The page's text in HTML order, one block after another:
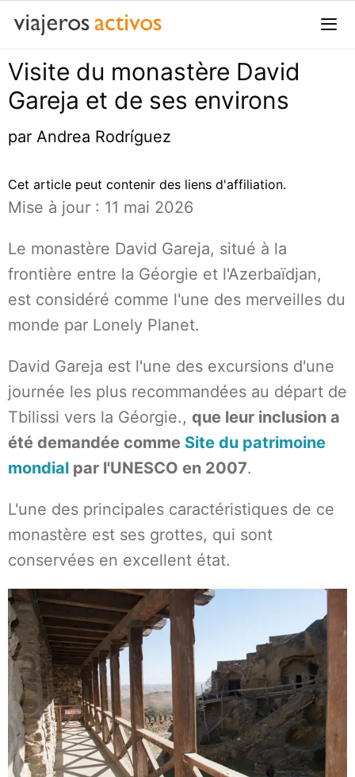
Passer
contenu
Visite du monastère David
Gareja et de ses environs
par Andrea Rodríguez
Cet article peut contenir des liens d'affiliation.
Mise à jour : 11 mai 2026
Le monastère David Gareja, situé à la
frontière entre la Géorgie et l'Azerbaïdjan,
est considéré comme l'une des merveilles du
monde par Lonely Planet.
David Gareja est l'une des excursions d'une
journée les plus recommandées au départ de
Tbilissi vers la Géorgie., que leur inclusion a
été demandée comme Site du patrimoine
mondial par l'UNESCO en 2007.
L'une des principales caractéristiques de ce
monastère est ses grottes, qui sont
conservées en excellent état.